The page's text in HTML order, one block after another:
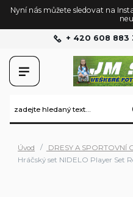
Nyní nás můžete sledovat na
+ 420 608 883
Úvod DRESY A SPORTOVNÍ
Hráčský set NIDELO Player Set